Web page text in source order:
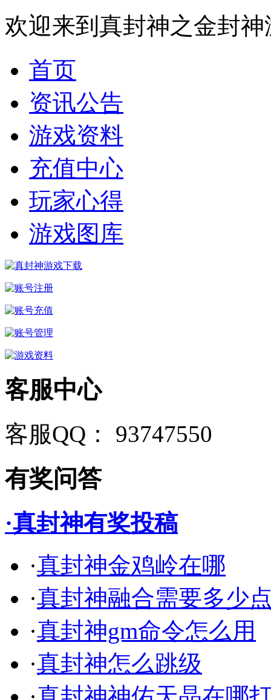
欢迎来到真封神之金封
首页
资讯公告
游戏资料
充值中心
玩家心得
游戏图库
客服中心
客服QQ： 93747550
有奖问答
·真封神有奖投稿
·真封神金鸡岭在哪
·真封神融合需要多少
·真封神gm命令怎么用
·真封神怎么跳级